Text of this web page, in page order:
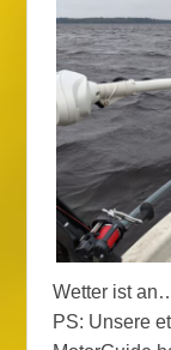
Wetter ist
PS: Unsere